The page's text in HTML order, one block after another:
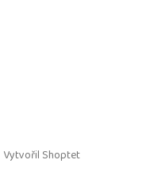
Vytvořil Shoptet